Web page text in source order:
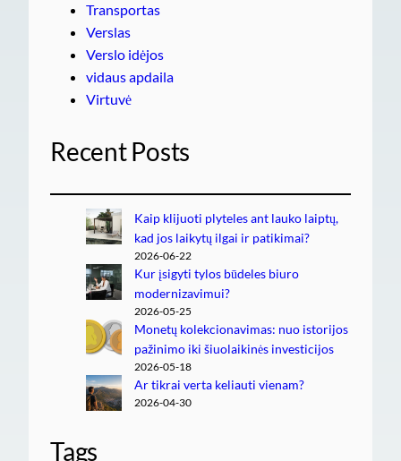
Transportas
Verslas
Verslo idėjos
vidaus apdaila
Virtuvė
Recent Posts
Kaip klijuoti plyteles ant lauko laiptų,
kad jos laikytų ilgai ir patikimai?
2026-06-22
Kur įsigyti tylos būdeles biuro
modernizavimui?
2026-05-25
Monetų kolekcionavimas: nuo istorijos
pažinimo iki šiuolaikinės investicijos
2026-05-18
Ar tikrai verta keliauti vienam?
2026-04-30
Tags